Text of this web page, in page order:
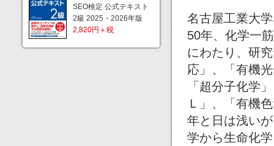
SEO検定 公式テキスト
2級 2025・2026年版
2,820円＋税
名古屋工業大
50年、化学一
にわたり、研
応」、「有機
「超分子化学
Ｌ」、「有機
年と日は浅い
学から生命化